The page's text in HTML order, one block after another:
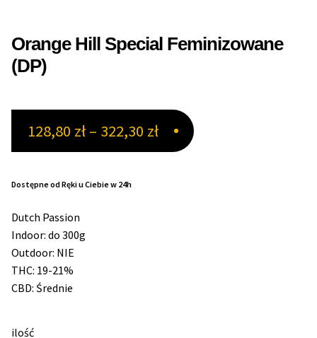
Max THC 21% i Więcej
Medyczne Odmiany
Przewaga Sativa
100% Indica
Orange Hill Special Feminizowane
(DP)
128,80 zł – 322,30 złZakres
cen:
Dostępne od Ręki u Ciebie w 24h
Dutch Passion
Indoor: do 300g
Outdoor: NIE
THC: 19-21%
CBD: Średnie
ilość